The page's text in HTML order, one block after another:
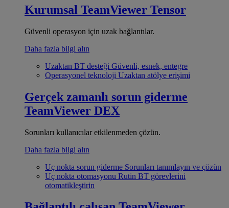
Kurumsal TeamViewer Tensor
Güvenli operasyon için uzak bağlantılar.
Daha fazla bilgi alın
Uzaktan BT desteği Güvenli, esnek, entegre
Operasyonel teknoloji Uzaktan atölye erişimi
Gerçek zamanlı sorun giderme
TeamViewer DEX
Sorunları kullanıcılar etkilenmeden çözün.
Daha fazla bilgi alın
Uç nokta sorun giderme Sorunları tanımlayın ve çözün
Uç nokta otomasyonu Rutin BT görevlerini
otomatikleştirin